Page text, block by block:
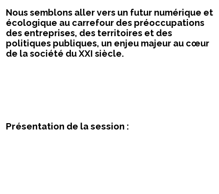
Nous semblons aller vers un futur numérique et
écologique au carrefour des préoccupations
des entreprises, des territoires et des
politiques publiques, un enjeu majeur au cœur
de la société du XXI siècle.
Présentation de la session :